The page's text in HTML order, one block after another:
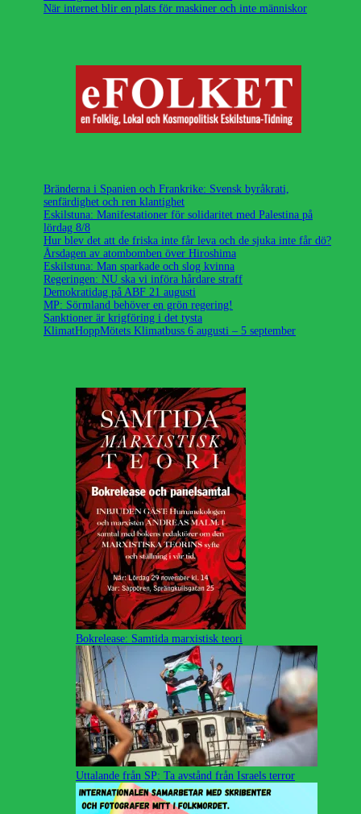
När internet blir en plats för maskiner och inte människor
Bränderna i Spanien och Frankrike: Svensk byråkrati,
senfärdighet och ren klantighet
Eskilstuna: Manifestationer för solidaritet med Palestina på
lördag 8/8
Hur blev det att de friska inte får leva och de sjuka inte får dö?
Årsdagen av atombomben över Hiroshima
Eskilstuna: Man sparkade och slog kvinna
Regeringen: NU ska vi införa hårdare straff
Demokratidag på ABF 21 augusti
MP: Sörmland behöver en grön regering!
Sanktioner är krigföring i det tysta
KlimatHoppMötets Klimatbuss 6 augusti – 5 september
Bokrelease: Samtida marxistisk teori
Uttalande från SP: Ta avstånd från Israels terror